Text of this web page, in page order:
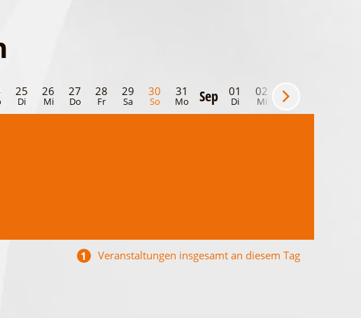
25
Di
26
Mi
27
Do
28
Fr
29
Sa
30
So
31
Mo Sep 01
Di
02
Mi
03
Do
1 Veranstaltungen insgesamt an diesem Tag